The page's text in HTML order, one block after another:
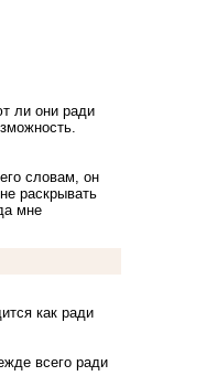
ли они ради
словам, он
раскрывать
мне
как ради
всего ради